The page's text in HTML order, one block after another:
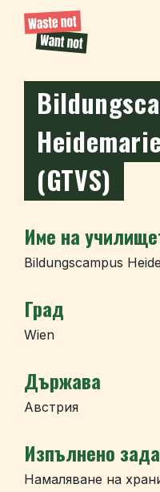
(GTVS)
Име на
Bildungscampus
Град
Wien
Държава
Австрия
Изпълнено
Намаляване на